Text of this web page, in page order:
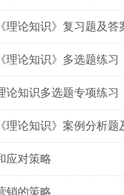
理论知识》复习题及答
理论知识》多选题练习
论知识多选题专项练习
理论知识》案例分析题
应对策略
销的策略